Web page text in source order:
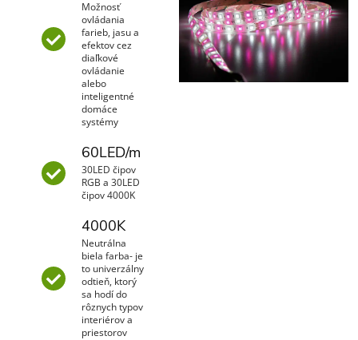
Možnosť
ovládania
farieb, jasu a
efektov cez
diaľkové
ovládanie
alebo
inteligentné
domáce
systémy
60LED/m
30LED čipov
RGB a 30LED
čipov 4000K
4000K
Neutrálna
biela farba- je
to univerzálny
odtieň, ktorý
sa hodí do
rôznych typov
interiérov a
priestorov